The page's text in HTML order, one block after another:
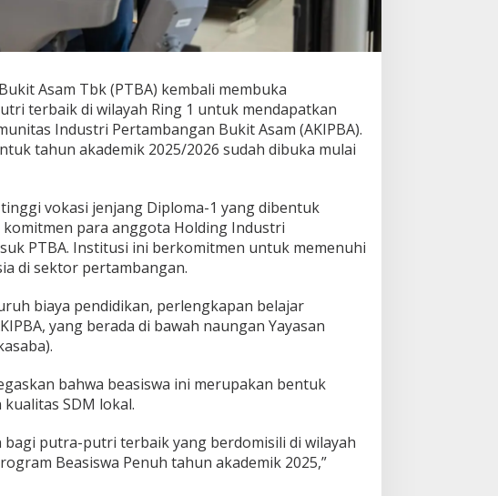
Asam Tbk (PTBA) kembali membuka
terbaik di wilayah Ring 1 untuk mendapatkan
Industri Pertambangan Bukit Asam (AKIPBA).
tahun akademik 2025/2026 sudah dibuka mulai
vokasi jenjang Diploma-1 yang dibentuk
para anggota Holding Industri
PTBA. Institusi ini berkomitmen untuk memenuhi
di sektor pertambangan.
biaya pendidikan, perlengkapan belajar
yang berada di bawah naungan Yayasan
bahwa beasiswa ini merupakan bentuk
SDM lokal.
bagi putra-putri terbaik yang berdomisili di wilayah
Beasiswa Penuh tahun akademik 2025,”